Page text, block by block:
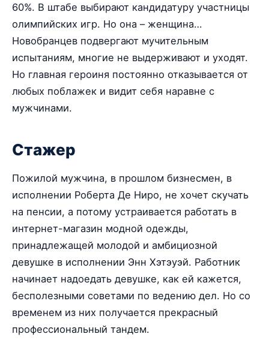
60%. В штабе выбирают кандидатуру участницы
олимпийских игр. Но она – женщина…
Новобранцев подвергают мучительным
испытаниям, многие не выдерживают и уходят.
Но главная героиня постоянно отказывается от
любых поблажек и видит себя наравне с
мужчинами.
Стажер
Пожилой мужчина, в прошлом бизнесмен, в
исполнении Роберта Де Ниро, не хочет скучать
на пенсии, а потому устраивается работать в
интернет-магазин модной одежды,
принадлежащей молодой и амбициозной
девушке в исполнении Энн Хэтэуэй. Работник
начинает надоедать девушке, как ей кажется,
бесполезными советами по ведению дел. Но со
временем из них получается прекрасный
профессиональный тандем.